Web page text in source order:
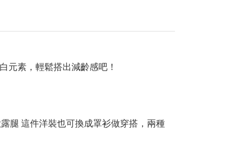
元素，輕鬆搭出減齡感吧！
腿 這件洋裝也可換成罩衫做穿搭，兩種